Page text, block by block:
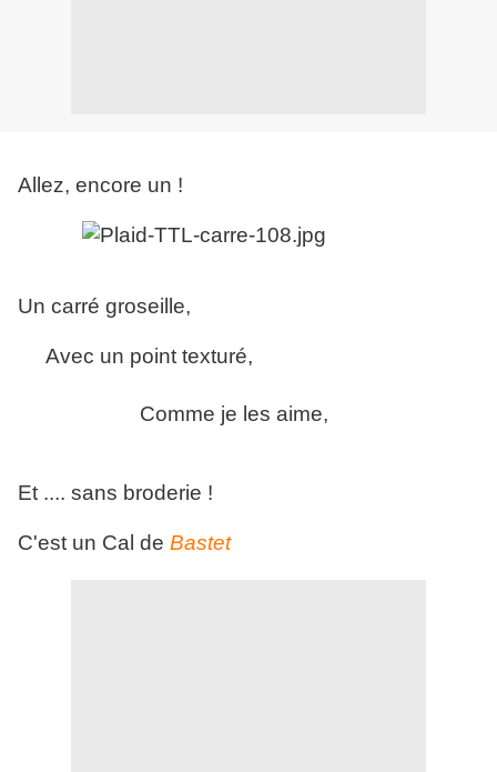
Allez, encore un !
Un carré groseille,
Avec un point texturé,
Comme je les aime,
Et .... sans broderie !
C'est un Cal de Bastet